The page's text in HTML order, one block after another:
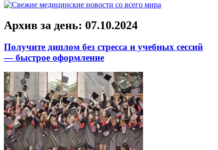
Архив за день: 07.10.2024
Получите диплом без стресса и учебных сессий
— быстрое оформление